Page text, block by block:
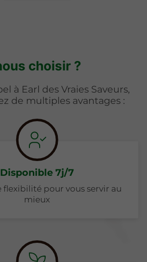
choisir ?
à Earl des Vraies Saveurs,
de multiples avantages :
Disponible 7j/7
flexibilité pour vous servir au
mieux